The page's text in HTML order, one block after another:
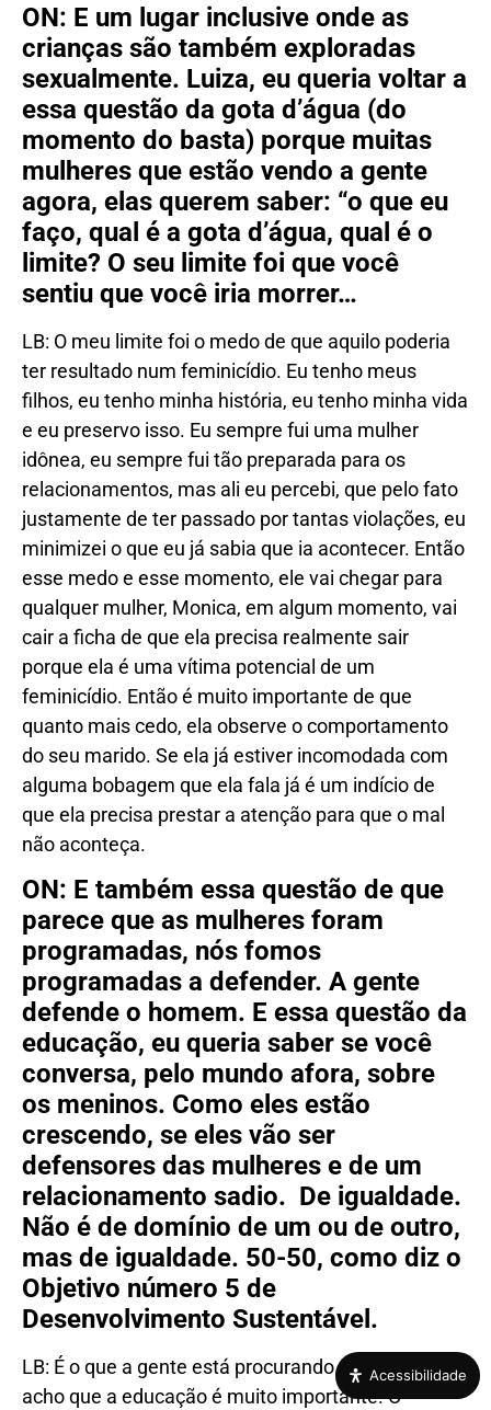
ON: E um lugar inclusive onde as
crianças são também exploradas
sexualmente. Luiza, eu queria voltar a
essa questão da gota d’água (do
momento do basta) porque muitas
mulheres que estão vendo a gente
agora, elas querem saber: “o que eu
faço, qual é a gota d’água, qual é o
limite? O seu limite foi que você
sentiu que você iria morrer…
LB: O meu limite foi o medo de que aquilo poderia
ter resultado num feminicídio. Eu tenho meus
filhos, eu tenho minha história, eu tenho minha vida
e eu preservo isso. Eu sempre fui uma mulher
idônea, eu sempre fui tão preparada para os
relacionamentos, mas ali eu percebi, que pelo fato
justamente de ter passado por tantas violações, eu
minimizei o que eu já sabia que ia acontecer. Então
esse medo e esse momento, ele vai chegar para
qualquer mulher, Monica, em algum momento, vai
cair a ficha de que ela precisa realmente sair
porque ela é uma vítima potencial de um
feminicídio. Então é muito importante de que
quanto mais cedo, ela observe o comportamento
do seu marido. Se ela já estiver incomodada com
alguma bobagem que ela fala já é um indício de
que ela precisa prestar a atenção para que o mal
não aconteça.
ON: E também essa questão de que
parece que as mulheres foram
programadas, nós fomos
programadas a defender. A gente
defende o homem. E essa questão da
educação, eu queria saber se você
conversa, pelo mundo afora, sobre
os meninos. Como eles estão
crescendo, se eles vão ser
defensores das mulheres e de um
relacionamento sadio. De igualdade.
Não é de domínio de um ou de outro,
mas de igualdade. 50-50, como diz o
Objetivo número 5 de
Desenvolvimento Sustentável.
LB: É o que a gente está procurando. Então, eu
acho que a educação é muito importante. O
Acessibilidade